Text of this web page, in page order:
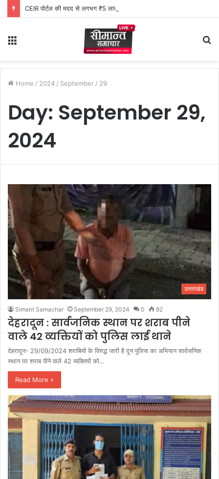
CEIR पोर्टल की मदद से लगभग ₹5 लाख मूल्य के 20 मोबाइल फोन बरामद
Home / 2024 / September / 29
Day: September 29,
2024
उत्तराखंड
Simant Samachar September 29, 2024 0 82
देहरादून : सार्वजनिक स्थान पर शराब पीने
वाले 42 व्यक्तियों को पुलिस लाई थाने
देहरादून- 29/09/2024 शराबियों के विरुद्ध जारी है दून पुलिस का अभियान सार्वजनिक
स्थान पर शराब पीने वाले 42 व्यक्तियों को…
Read More »